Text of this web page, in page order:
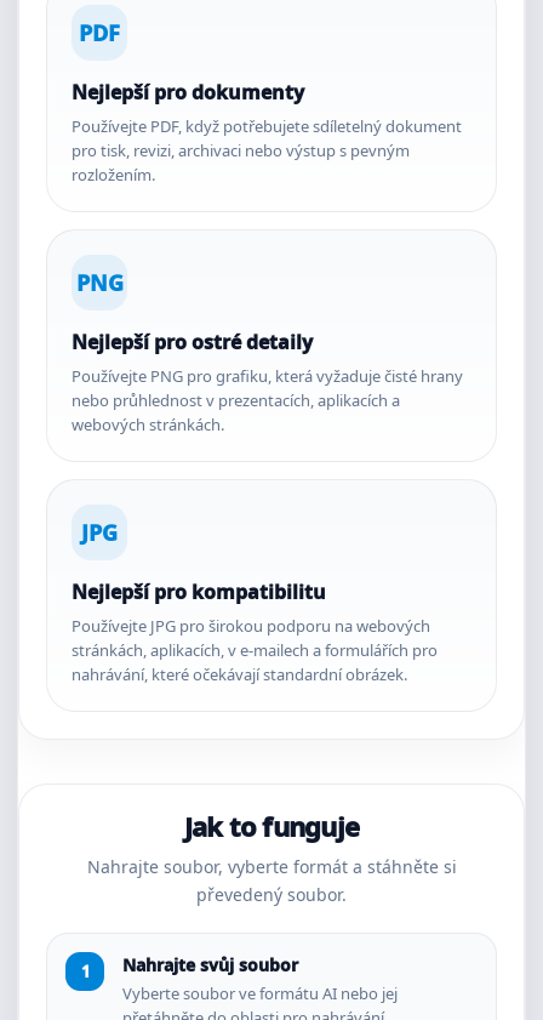
PDF
Nejlepší pro dokumenty
Používejte PDF, když potřebujete sdíletelný dokument
pro tisk, revizi, archivaci nebo výstup s pevným
rozložením.
PNG
Nejlepší pro ostré detaily
Používejte PNG pro grafiku, která vyžaduje čisté hrany
nebo průhlednost v prezentacích, aplikacích a
webových stránkách.
JPG
Nejlepší pro kompatibilitu
Používejte JPG pro širokou podporu na webových
stránkách, aplikacích, v e-mailech a formulářích pro
nahrávání, které očekávají standardní obrázek.
Jak to funguje
Nahrajte soubor, vyberte formát a stáhněte si
převedený soubor.
Nahrajte svůj soubor
Vyberte soubor ve formátu AI nebo jej